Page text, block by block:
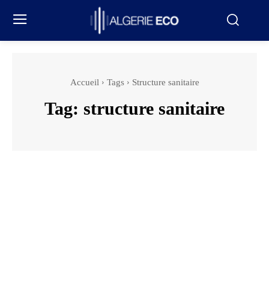
Accueil Tags Structure sanitaire
Tag: structure sanitaire